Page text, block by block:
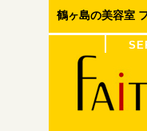
鶴ヶ島の美容室
コンテンツへ移動